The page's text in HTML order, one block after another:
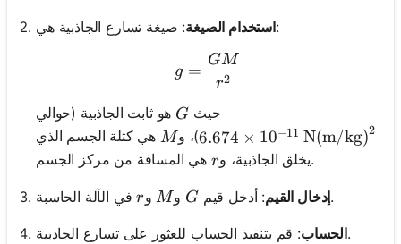
استخدام الصيغة: صيغة تسارع الجاذبية هي:
g = \frac{GM}{r^2}
g =
r2
GM
حيث G
G هو ثابت الجاذبية (حوالي
6.674 \times 10^{-11} \,
6.674 × 10−11 N(m/kg)2 )، وM
M هي كتلة الجسم الذي
يخلق الجاذبية، وr
r هي المسافة من مركز الجسم.
إدخال القيم: أدخل قيمG
G وM
M وr
r في الآلة الحاسبة.
الحساب: قم بتنفيذ الحساب للعثور على تسارع الجاذبية.